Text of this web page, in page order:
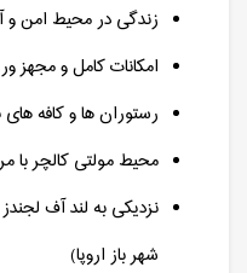
زندگی در محیط امن و
امکانات کامل و مجهز
رستوران ها و کافه های
محیط مولتی کالچر با
نزدیکی به لند آف
شهر باز اروپا)